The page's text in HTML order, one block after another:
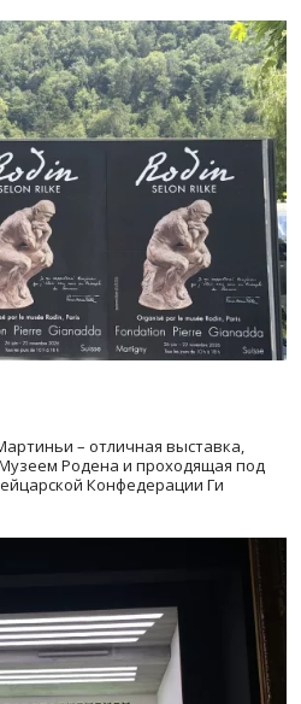
– отличная выставка,
Родена и проходящая под
Конфедерации Ги